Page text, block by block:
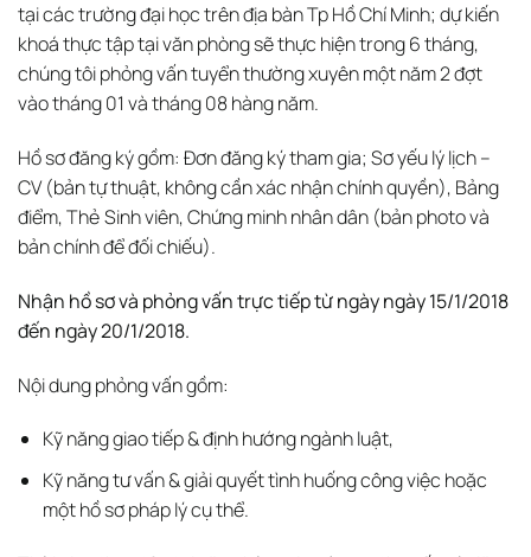
tại các trường đại học trên địa bàn Tp Hồ Chí Minh; dự kiến
khoá thực tập tại văn phòng sẽ thực hiện trong 6 tháng,
chúng tôi phỏng vấn tuyển thường xuyên một năm 2 đợt
vào tháng 01 và tháng 08 hàng năm.
Hồ sơ đăng ký gồm: Đơn đăng ký tham gia; Sơ yếu lý lịch –
CV (bản tự thuật, không cần xác nhận chính quyền), Bảng
điểm, Thẻ Sinh viên, Chứng minh nhân dân (bản photo và
bản chính để đối chiếu).
Nhận hồ sơ và phỏng vấn trực tiếp từ ngày ngày 15/1/2018
đến ngày 20/1/2018.
Nội dung phỏng vấn gồm:
Kỹ năng giao tiếp & định hướng ngành luật,
Kỹ năng tư vấn & giải quyết tình huống công việc hoặc
một hồ sơ pháp lý cụ thể.